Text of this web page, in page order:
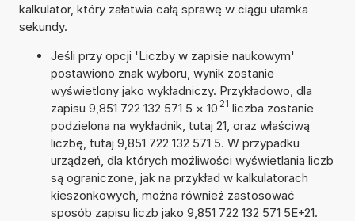
kalkulator, który załatwia całą sprawę w ciągu ułamka
sekundy.
Jeśli przy opcji 'Liczby w zapisie naukowym'
postawiono znak wyboru, wynik zostanie
wyświetlony jako wykładniczy. Przykładowo, dla
zapisu 9,851 722 132 571 5 × 10 21 liczba zostanie
podzielona na wykładnik, tutaj 21, oraz właściwą
liczbę, tutaj 9,851 722 132 571 5. W przypadku
urządzeń, dla których możliwości wyświetlania liczb
są ograniczone, jak na przykład w kalkulatorach
kieszonkowych, można również zastosować
sposób zapisu liczb jako 9,851 722 132 571 5E+21.